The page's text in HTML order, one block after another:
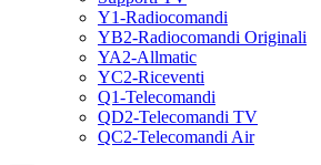
Y1-Radiocomandi
YB2-Radiocomandi Originali
YA2-Allmatic
YC2-Riceventi
Q1-Telecomandi
QD2-Telecomandi TV
QC2-Telecomandi Air